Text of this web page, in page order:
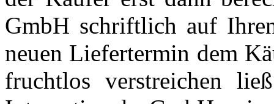
GmbH schriftlich auf
neuen Liefertermin dem
fruchtlos verstreichen